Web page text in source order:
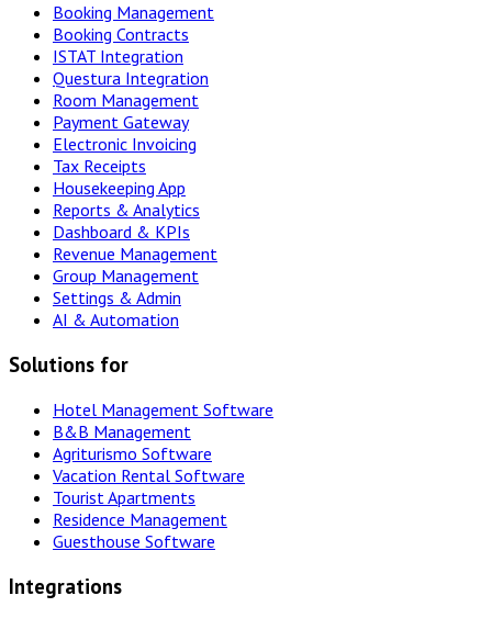
Booking Management
Booking Contracts
ISTAT Integration
Questura Integration
Room Management
Payment Gateway
Electronic Invoicing
Tax Receipts
Housekeeping App
Reports & Analytics
Dashboard & KPIs
Revenue Management
Group Management
Settings & Admin
AI & Automation
Solutions for
Hotel Management Software
B&B Management
Agriturismo Software
Vacation Rental Software
Tourist Apartments
Residence Management
Guesthouse Software
Integrations